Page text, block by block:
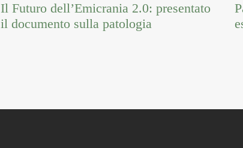
Il Futuro dell’Emicrania 2.0: presentato
il documento sulla patologia